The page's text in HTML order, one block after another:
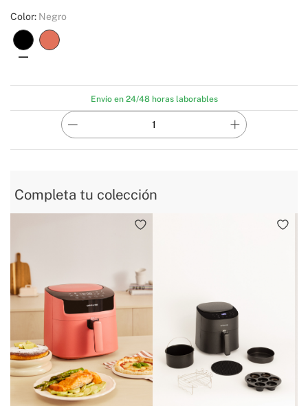
Color: Negro
Envío en 24/48 horas laborables
Completa tu colección